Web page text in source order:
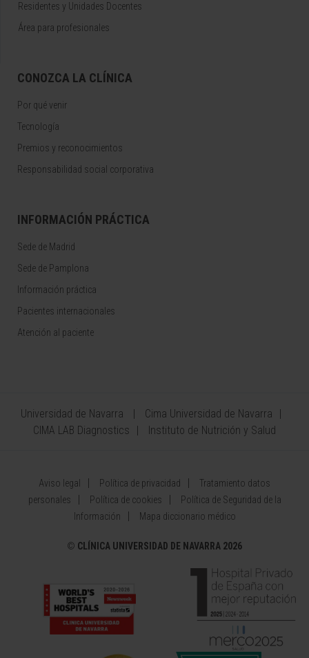
Residentes y Unidades Docentes
Área para profesionales
CONOZCA LA CLÍNICA
Por qué venir
Tecnología
Premios y reconocimientos
Responsabilidad social corporativa
INFORMACIÓN PRÁCTICA
Sede de Madrid
Sede de Pamplona
Información práctica
Pacientes internacionales
Atención al paciente
Universidad de Navarra
Cima Universidad de Navarra
CIMA LAB Diagnostics
Instituto de Nutrición y Salud
Aviso legal Política de privacidad
Tratamiento datos
personales
Política de cookies
Política de Seguridad de la
Información
Mapa diccionario médico
© CLÍNICA UNIVERSIDAD DE NAVARRA 2026